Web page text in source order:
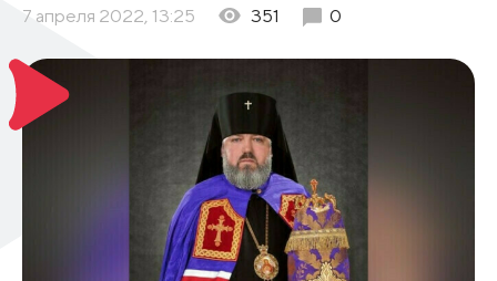
7 апреля 2022, 13:25 351 0